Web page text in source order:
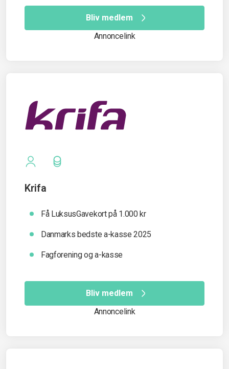
Bliv medlem
Annoncelink
Krifa
Få LuksusGavekort på 1.000 kr
Danmarks bedste a-kasse 2025
Fagforening og a-kasse
Bliv medlem
Annoncelink